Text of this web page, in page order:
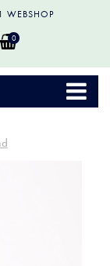
1 WEBSHOP
0